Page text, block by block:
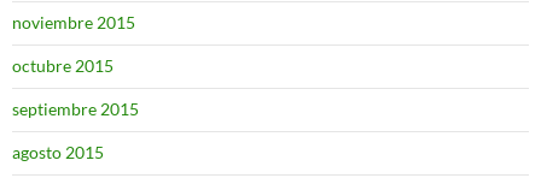
noviembre 2015
octubre 2015
septiembre 2015
agosto 2015